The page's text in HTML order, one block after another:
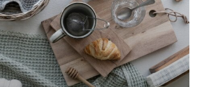
Accueil
Bonnes adresses
Quartiers
Blog
Tops 10